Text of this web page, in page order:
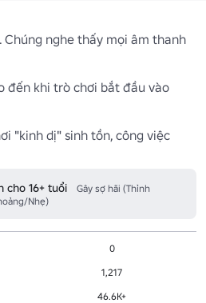
Chúng nghe thấy mọi âm thanh
đến khi trò chơi bắt đầu vào
"kinh dị" sinh tồn, công việc
cho 16+ tuổi
Gây sợ hãi (Thỉnh
Nhẹ)
0
1,217
46.6K+